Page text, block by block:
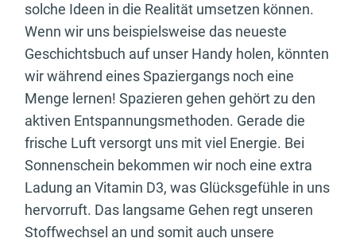
solche Ideen in die Realität umsetzen können.
Wenn wir uns beispielsweise das neueste
Geschichtsbuch auf unser Handy holen, könnten
wir während eines Spaziergangs noch eine
Menge lernen! Spazieren gehen gehört zu den
aktiven Entspannungsmethoden. Gerade die
frische Luft versorgt uns mit viel Energie. Bei
Sonnenschein bekommen wir noch eine extra
Ladung an Vitamin D3, was Glücksgefühle in uns
hervorruft. Das langsame Gehen regt unseren
Stoffwechsel an und somit auch unsere